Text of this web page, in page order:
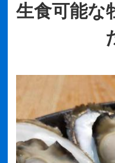
生食可能な